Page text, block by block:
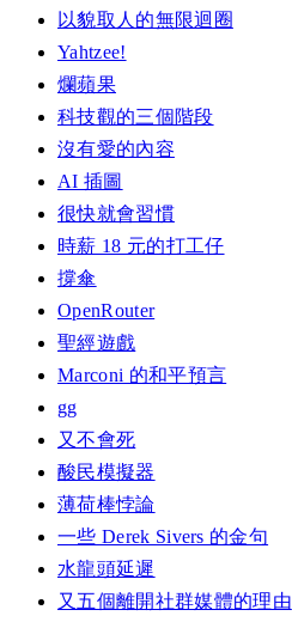
以貌取人的無限迴圈
Yahtzee!
爛蘋果
科技觀的三個階段
沒有愛的內容
AI 插圖
很快就會習慣
時薪 18 元的打工仔
撐傘
OpenRouter
聖經遊戲
Marconi 的和平預言
gg
又不會死
酸民模擬器
薄荷棒悖論
一些 Derek Sivers 的金句
水龍頭延遲
又五個離開社群媒體的理由